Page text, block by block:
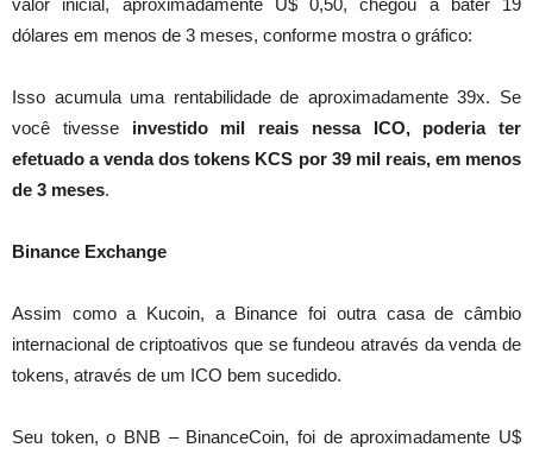
valor inicial, aproximadamente U$ 0,50, chegou a bater 19
dólares em menos de 3 meses, conforme mostra o gráfico:
Isso acumula uma rentabilidade de aproximadamente 39x. Se
você tivesseinvestido mil reais nessa ICO, poderia ter
efetuado a venda dos tokens KCS por 39 mil reais, em menos
de 3 meses.
Binance Exchange
Assim como a Kucoin, a Binance foi outra casa de câmbio
internacional de criptoativos que se fundeou através da venda de
tokens, através de um ICO bem sucedido.
Seu token, o BNB – BinanceCoin, foi de aproximadamente U$